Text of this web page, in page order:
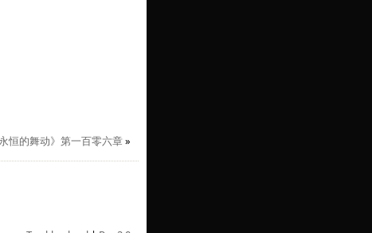
永恒的舞动》第一百零六章»